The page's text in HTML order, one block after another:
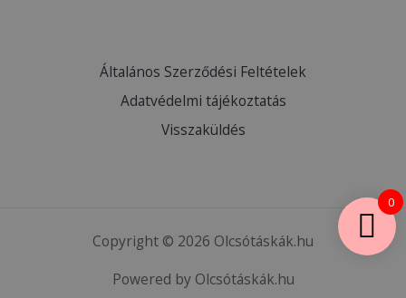
Általános Szerződési Feltételek
Adatvédelmi tájékoztatás
Visszaküldés
Copyright © 2026 Olcsótáskák.hu
Powered by Olcsótáskák.hu
0